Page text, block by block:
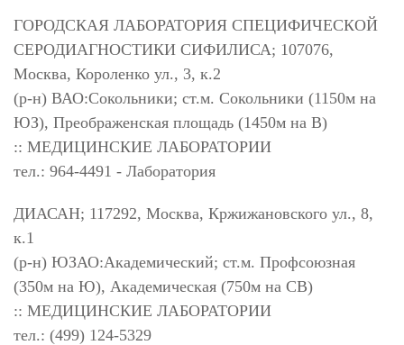
ГОРОДСКАЯ ЛАБОРАТОРИЯ СПЕЦИФИЧЕСКОЙ
СЕРОДИАГНОСТИКИ СИФИЛИСА; 107076,
Москва, Короленко ул., 3, к.2
(р-н) ВАО:Сокольники; ст.м. Сокольники (1150м на
ЮЗ), Преображенская площадь (1450м на В)
:: МЕДИЦИНСКИЕ ЛАБОРАТОРИИ
тел.: 964-4491 - Лаборатория
ДИАСАН; 117292, Москва, Кржижановского ул., 8,
к.1
(р-н) ЮЗАО:Академический; ст.м. Профсоюзная
(350м на Ю), Академическая (750м на СВ)
:: МЕДИЦИНСКИЕ ЛАБОРАТОРИИ
тел.: (499) 124-5329